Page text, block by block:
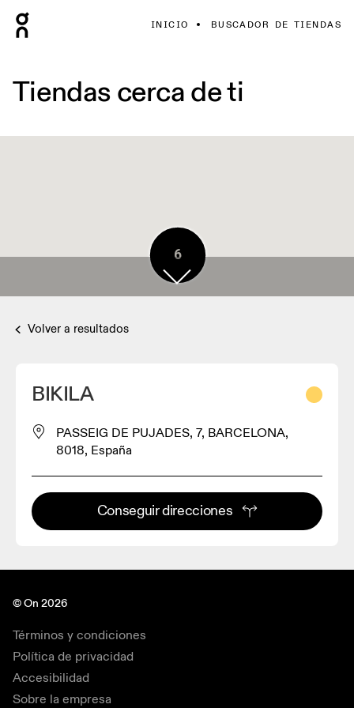
INICIO BUSCADOR DE TIENDAS
Tiendas cerca de ti
6
Volver a resultados
BIKILA
PASSEIG DE PUJADES, 7, BARCELONA,
8018, España
Conseguir direcciones
© On 2026
Términos y condiciones
Política de privacidad
Accesibilidad
Sobre la empresa